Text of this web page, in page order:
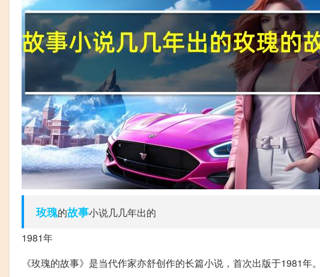
玫瑰的故事小说几几年出的
1981年
《玫瑰的故事》是当代作家亦舒创作的长篇小说，首次出版于1981年。